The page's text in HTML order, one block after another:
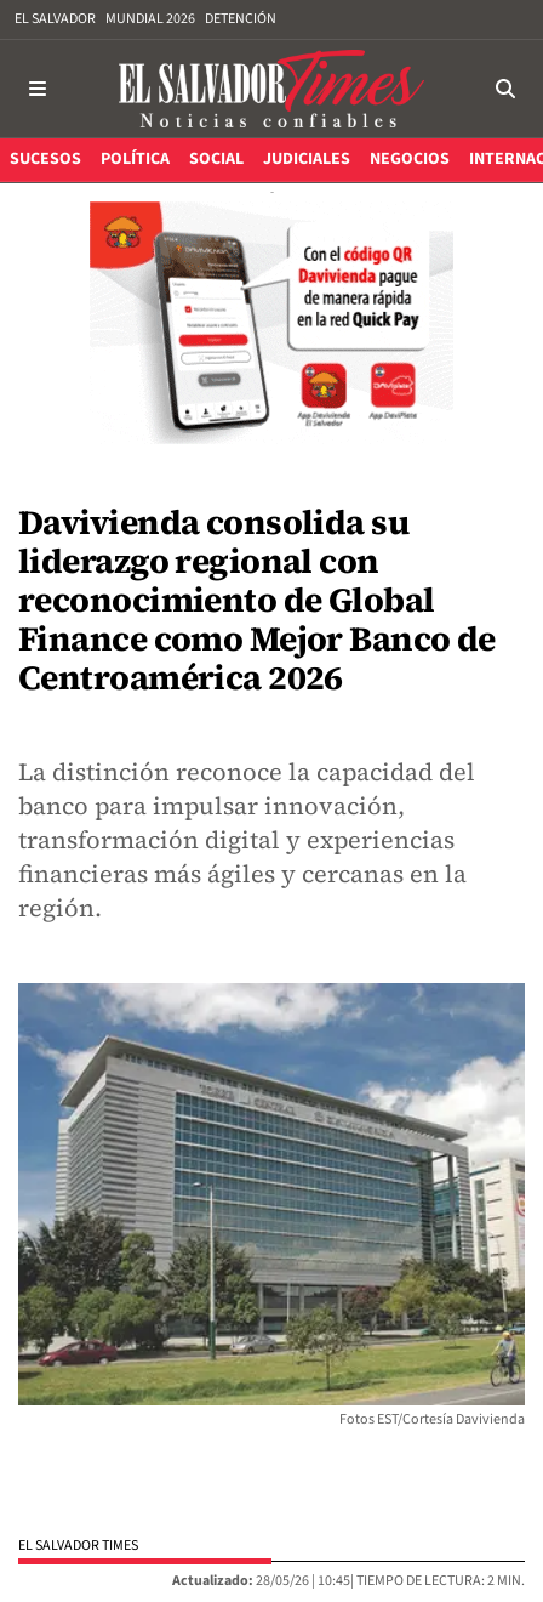
EL SALVADOR MUNDIAL 2026 DETENCIÓN
SUCESOS POLÍTICA SOCIAL JUDICIALES NEGOCIOS
Davivienda consolida su
liderazgo regional con
reconocimiento de Global
Finance como Mejor Banco de
Centroamérica 2026
La distinción reconoce la capacidad del
banco para impulsar innovación,
transformación digital y experiencias
financieras más ágiles y cercanas en la
región.
Fotos EST/Cortesía Davivienda
EL SALVADOR TIMES
Actualizado:28/05/26 | 10:45| TIEMPO DE LECTURA: 2 MIN.